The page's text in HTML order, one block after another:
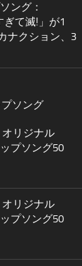
ング：
ぎて滅!」が1
ナクション、3
ソング
リジナル
プソング50
リジナル
プソング50